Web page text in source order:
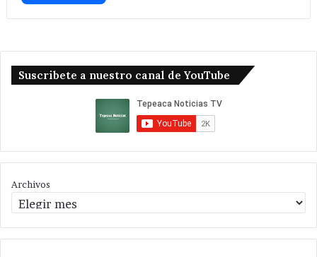
Suscribete a nuestro canal de YouTube
Archivos